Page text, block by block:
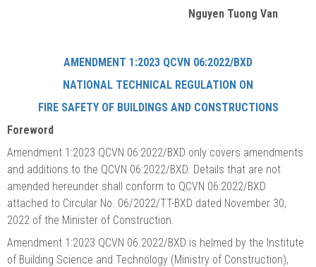
Nguyen Tuong Van
AMENDMENT 1:2023 QCVN 06:2022/BXD
NATIONAL TECHNICAL REGULATION ON
FIRE SAFETY OF BUILDINGS AND CONSTRUCTIONS
Foreword
Amendment 1:2023 QCVN 06:2022/BXD only covers amendments
and additions to the QCVN 06:2022/BXD. Details that are not
amended hereunder shall conform to QCVN 06:2022/BXD
attached to Circular No. 06/2022/TT-BXD dated November 30,
2022 of the Minister of Construction.
Amendment 1:2023 QCVN 06.2022/BXD is helmed by the Institute
of Building Science and Technology (Ministry of Construction),